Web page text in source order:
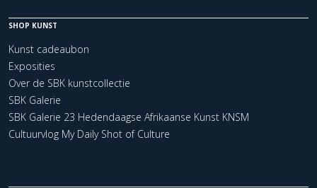
SHOP KUNST
Kunst cadeaubon
Exposities
Over de SBK kunstcollectie
SBK Galerie
SBK Galerie 23 Hedendaagse Afrikaanse Kunst KNSM
Cultuurvlog My Daily Shot of Culture